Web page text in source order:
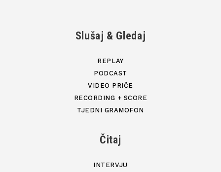
Slušaj & Gledaj
REPLAY
PODCAST
VIDEO PRIČE
RECORDING + SCORE
TJEDNI GRAMOFON
Čitaj
INTERVJU